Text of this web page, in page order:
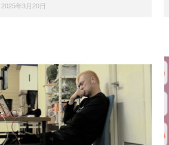
2025年3月20日